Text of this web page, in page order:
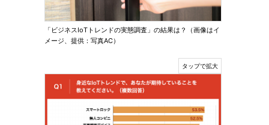
「ビジネスIoTトレンドの実態調査」の結果は？（画像はイ
メージ、提供：写真AC）